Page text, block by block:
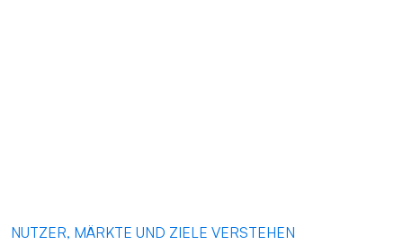
NUTZER, MÄRKTE UND ZIELE VERSTEHEN